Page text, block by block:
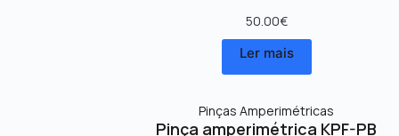
50.00€
Ler mais
Pinças Amperimétricas
Pinça amperimétrica KPF-PB